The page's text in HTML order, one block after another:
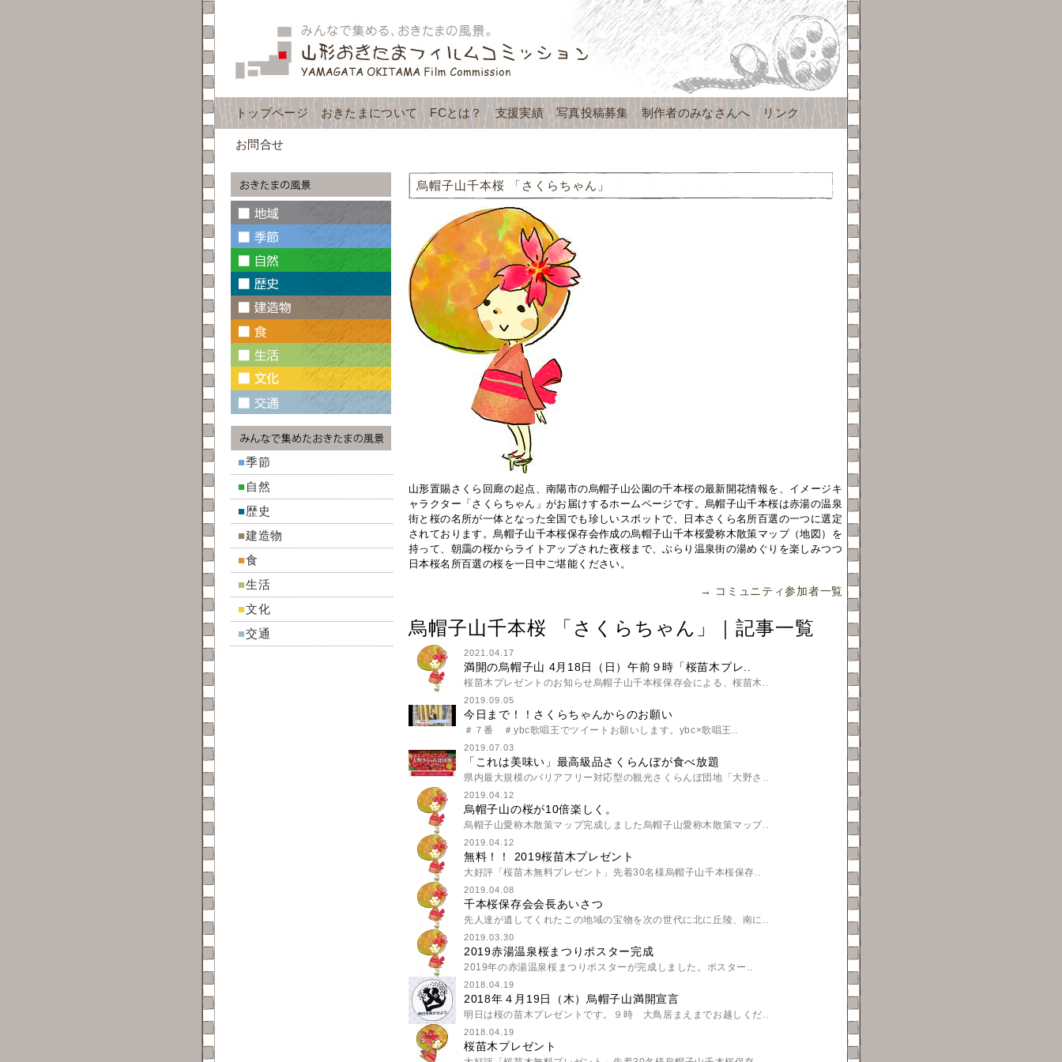
トップページ おきたまについて FCとは？ 支援実績 写真投稿募集 制作者のみなさんへ リンク
お問合せ
■季節
■自然
■歴史
■建造物
■食
■生活
■文化
■交通
烏帽子山千本桜 「さくらちゃん」
山形置賜さくら回廊の起点、南陽市の烏帽子山公園の千本桜の最新開花情報を、イメージキ
ャラクター「さくらちゃん」がお届けするホームページです。烏帽子山千本桜は赤湯の温泉
街と桜の名所が一体となった全国でも珍しいスポットで、日本さくら名所百選の一つに選定
されております。烏帽子山千本桜保存会作成の烏帽子山千本桜愛称木散策マップ（地図）を
持って、朝靄の桜からライトアップされた夜桜まで、ぶらり温泉街の湯めぐりを楽しみつつ
日本桜名所百選の桜を一日中ご堪能ください。
→ コミュニティ参加者一覧
烏帽子山千本桜 「さくらちゃん」｜記事一覧
2021.04.17
満開の烏帽子山 4月18日（日）午前９時「桜苗木プレ..
桜苗木プレゼントのお知らせ烏帽子山千本桜保存会による、桜苗木..
2019.09.05
今日まで！！さくらちゃんからのお願い
＃７番 ＃ybc歌唱王でツイートお願いします。ybc×歌唱王..
2019.07.03
「これは美味い」最高級品さくらんぼが食べ放題
県内最大規模のバリアフリー対応型の観光さくらんぼ団地「大野さ..
2019.04.12
烏帽子山の桜が10倍楽しく。
烏帽子山愛称木散策マップ完成しました烏帽子山愛称木散策マップ..
2019.04.12
無料！！ 2019桜苗木プレゼント
大好評「桜苗木無料プレゼント」先着30名様烏帽子山千本桜保存..
2019.04.08
千本桜保存会会長あいさつ
先人達が遺してくれたこの地域の宝物を次の世代に北に丘陵、南に..
2019.03.30
2019赤湯温泉桜まつりポスター完成
2019年の赤湯温泉桜まつりポスターが完成しました。ポスター..
2018.04.19
2018年４月19日（木）烏帽子山満開宣言
明日は桜の苗木プレゼントです。９時 大鳥居まえまでお越しくだ..
2018.04.19
桜苗木プレゼント